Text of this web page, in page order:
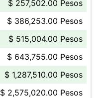
$ 257,502.00 Pesos
$ 386,253.00 Pesos
$ 515,004.00 Pesos
$ 643,755.00 Pesos
$ 1,287,510.00 Pesos
$ 2,575,020.00 Pesos